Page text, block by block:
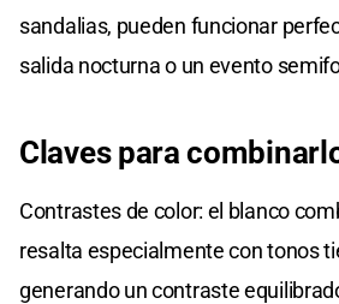
sandalias, pueden funcionar
salida nocturna o un evento
Claves para
Contrastes de color: el blanco
resalta especialmente con tonos
generando un contraste